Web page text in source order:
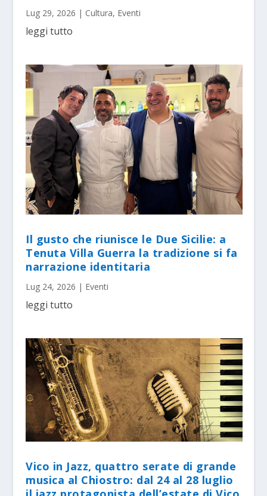
Lug 29, 2026 | Cultura, Eventi
leggi tutto
Il gusto che riunisce le Due Sicilie: a
Tenuta Villa Guerra la tradizione si fa
narrazione identitaria
Lug 24, 2026 | Eventi
leggi tutto
Vico in Jazz, quattro serate di grande
musica al Chiostro: dal 24 al 28 luglio